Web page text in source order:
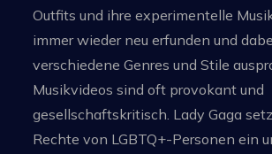
Outfits und ihre experimentelle
immer wieder neu erfunden und
verschiedene Genres und Stile
Musikvideos sind oft provokant und
gesellschaftskritisch. Lady Gaga
Rechte von LGBTQ+-Personen ein